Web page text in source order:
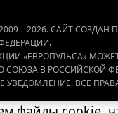
– 2026. САЙТ
«ЕВРОПУЛЬСА»
СОЮЗА В РОССИЙСКОЙ
УВЕДОМЛЕНИЕ. ВСЕ